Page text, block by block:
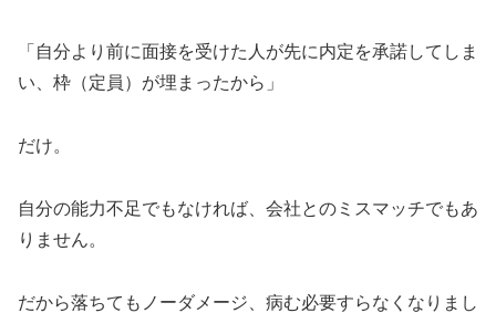
「自分より前に面接を受けた人が先に内定を承諾してしま
い、枠（定員）が埋まったから」
だけ。
自分の能力不足でもなければ、会社とのミスマッチでもあ
りません。
だから落ちてもノーダメージ、病む必要すらなくなりまし